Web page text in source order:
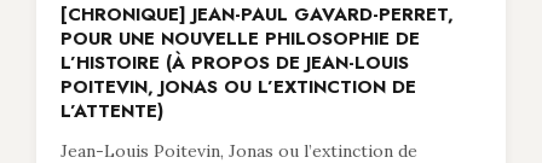
[CHRONIQUE] JEAN-PAUL GAVARD-PERRET,
POUR UNE NOUVELLE PHILOSOPHIE DE
L’HISTOIRE (À PROPOS DE JEAN-LOUIS
POITEVIN, JONAS OU L’EXTINCTION DE
L’ATTENTE)
Jean-Louis Poitevin, Jonas ou l’extinction de